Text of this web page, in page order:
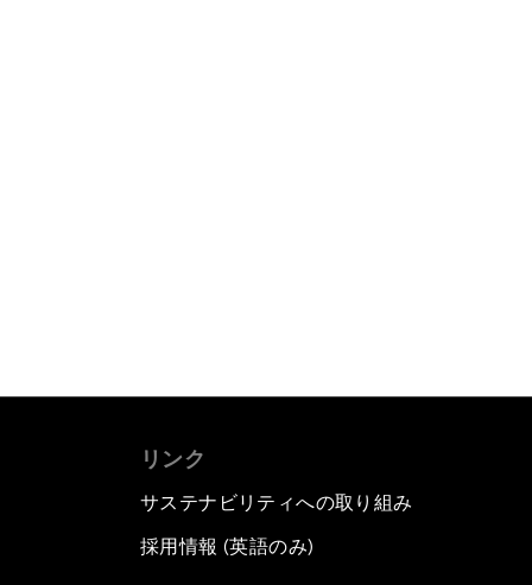
リンク
サステナビリティへの取り組み
採用情報 (英語のみ)